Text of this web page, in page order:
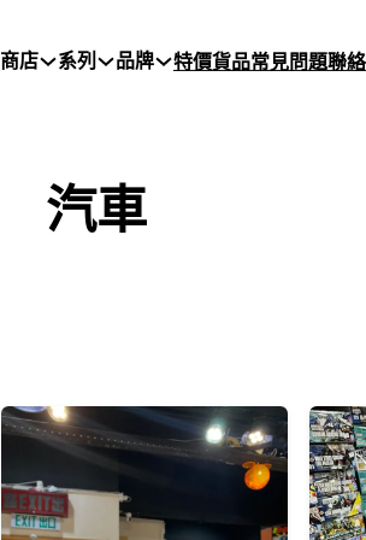
商店 系列 品牌 特價貨品常見問題聯
汽車